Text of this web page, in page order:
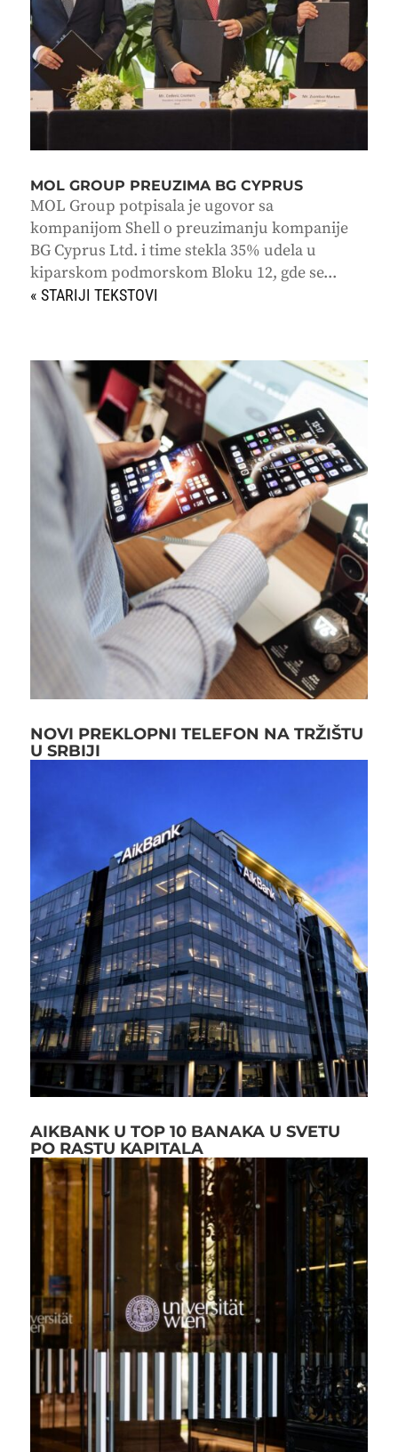
MOL GROUP PREUZIMA BG CYPRUS
MOL Group potpisala je ugovor sa
kompanijom Shell o preuzimanju kompanije
BG Cyprus Ltd. i time stekla 35% udela u
kiparskom podmorskom Bloku 12, gde se...
« STARIJI UNOSI
NOVI PREKLOPNI TELEFON NA TRŽIŠTU
U SRBIJI
AIKBANK U TOP 10 BANAKA U SVETU
PO RASTU KAPITALA